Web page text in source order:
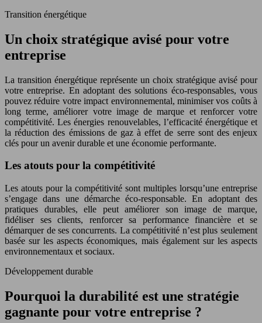
Transition énergétique
Un choix stratégique avisé pour votre
entreprise
La transition énergétique représente un choix stratégique avisé pour
votre entreprise. En adoptant des solutions éco-responsables, vous
pouvez réduire votre impact environnemental, minimiser vos coûts à
long terme, améliorer votre image de marque et renforcer votre
compétitivité. Les énergies renouvelables, l’efficacité énergétique et
la réduction des émissions de gaz à effet de serre sont des enjeux
clés pour un avenir durable et une économie performante.
Les atouts pour la compétitivité
Les atouts pour la compétitivité sont multiples lorsqu’une entreprise
s’engage dans une démarche éco-responsable. En adoptant des
pratiques durables, elle peut améliorer son image de marque,
fidéliser ses clients, renforcer sa performance financière et se
démarquer de ses concurrents. La compétitivité n’est plus seulement
basée sur les aspects économiques, mais également sur les aspects
environnementaux et sociaux.
Développement durable
Pourquoi la durabilité est une stratégie
gagnante pour votre entreprise ?